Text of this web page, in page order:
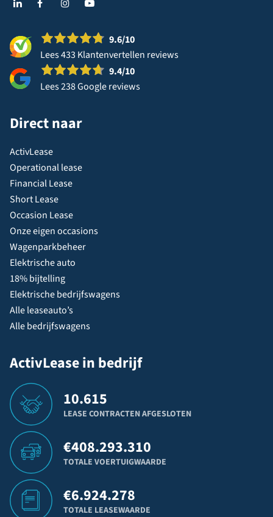
9.6/10
Lees 433 Klantenvertellen reviews
9.4/10
Lees 238 Google reviews
Direct naar
ActivLease
Operational lease
Financial Lease
Short Lease
Occasion Lease
Onze eigen occasions
Wagenparkbeheer
Elektrische auto
18% bijtelling
Elektrische bedrijfswagens
Alle leaseauto’s
Alle bedrijfswagens
ActivLease in bedrijf
10.615
LEASE CONTRACTEN AFGESLOTEN
€408.293.310
TOTALE VOERTUIGWAARDE
€6.924.278
TOTALE LEASEWAARDE